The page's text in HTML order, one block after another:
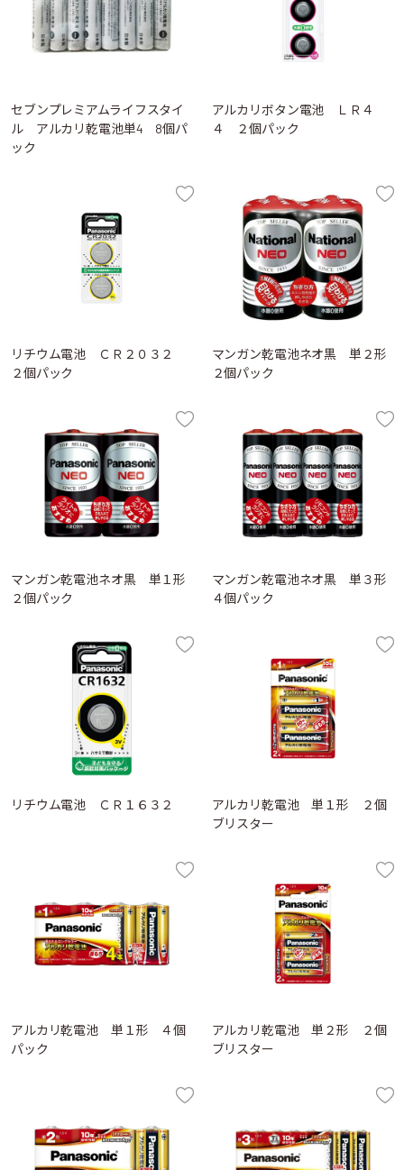
セブンプレミアムライフスタイ
ル アルカリ乾電池単4 8個パ
ック
アルカリボタン電池 ＬＲ４
４ ２個パック
リチウム電池 ＣＲ２０３２
２個パック
マンガン乾電池ネオ黒 単２形
２個パック
マンガン乾電池ネオ黒 単１形
２個パック
マンガン乾電池ネオ黒 単３形
４個パック
リチウム電池 ＣＲ１６３２
アルカリ乾電池 単１形 ２個
ブリスター
アルカリ乾電池 単１形 ４個
パック
アルカリ乾電池 単２形 ２個
ブリスター